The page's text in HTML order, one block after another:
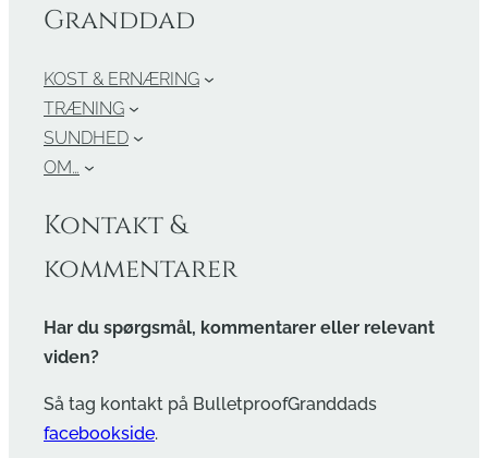
Granddad
KOST & ERNÆRING
TRÆNING
SUNDHED
OM…
Kontakt &
kommentarer
Har du spørgsmål, kommentarer eller relevant
viden?
Så tag kontakt på BulletproofGranddads
facebookside.